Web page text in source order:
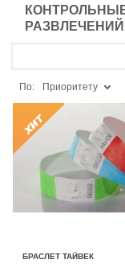
РАЗВЛЕЧЕНИЙ
По: Приоритету
БРАСЛЕТ ТАЙВЕК